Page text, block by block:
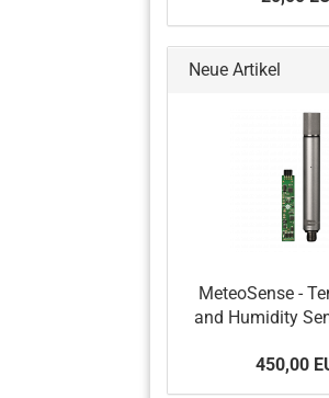
Neue Artikel
MeteoSense -
and Humidity
450,00